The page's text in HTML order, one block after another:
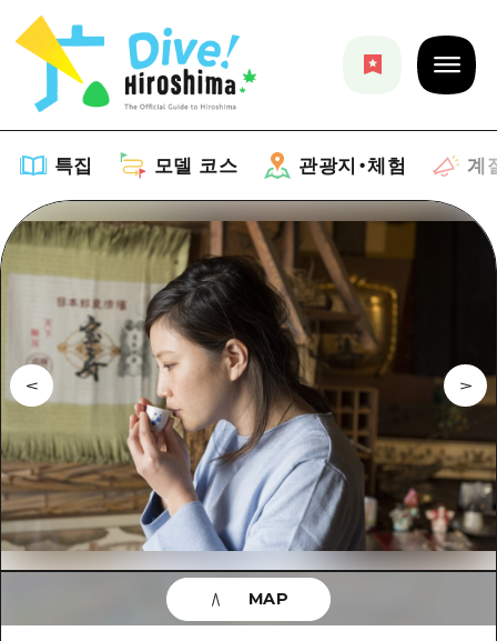
특집 모델 코스 관광지・체험 계
특집
목록
추천
아트
이벤트/축제
음식/술
사이클링
쇼핑
스포츠
모델 코스
목록
Dive! Hiroshima 공식 가이드
Hiroshima Moshimo Travel
히로시마시 주변
아키(安芸)
빈고(備後)
관광지・체험
목록
히로시마시 주변
아키(安芸)
빈고(備後)
비북(備北)
계절 정보
이벤트
유용한 정보
목록
MAP